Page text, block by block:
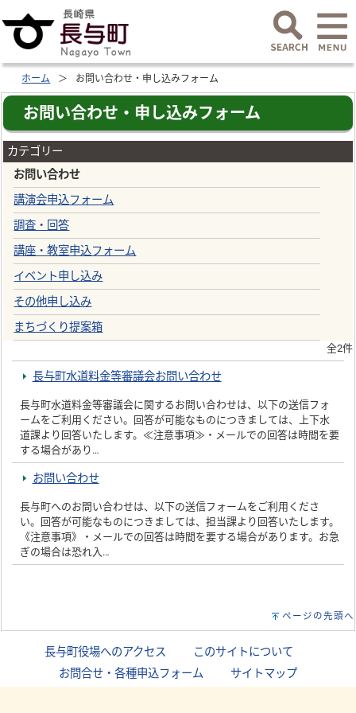
ホーム お問い合わせ・申し込みフォーム
お問い合わせ・申し込みフォーム
カテゴリー
お問い合わせ
講演会申込フォーム
調査・回答
講座・教室申込フォーム
イベント申し込み
その他申し込み
まちづくり提案箱
全2件
長与町水道料金等審議会お問い合わせ
長与町水道料金等審議会に関するお問い合わせは、以下の送信フォ
ームをご利用ください。回答が可能なものにつきましては、上下水
道課より回答いたします。≪注意事項≫・メールでの回答は時間を要
する場合があり…
お問い合わせ
長与町へのお問い合わせは、以下の送信フォームをご利用くださ
い。回答が可能なものにつきましては、担当課より回答いたします。
《注意事項》・メールでの回答は時間を要する場合があります。お急
ぎの場合は恐れ入…
ページの先頭へ
長与町役場へのアクセス このサイトについて
お問合せ・各種申込フォーム
サイトマップ